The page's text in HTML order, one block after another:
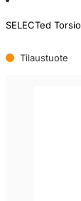
SELECTed
Tilaustuote